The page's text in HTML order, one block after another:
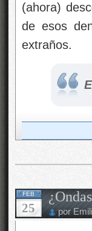
(ahora)
de esos
extraños.
FEB
25 por